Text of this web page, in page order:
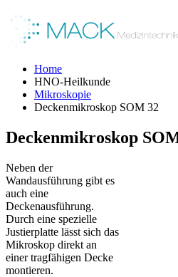
Home
HNO-Heilkunde
Mikroskopie
Deckenmikroskop SOM 32
Deckenmikroskop
Neben der
Wandausführung gibt es
auch eine
Deckenausführung.
Durch eine spezielle
Justierplatte lässt sich das
Mikroskop direkt an
einer tragfähigen Decke
montieren.